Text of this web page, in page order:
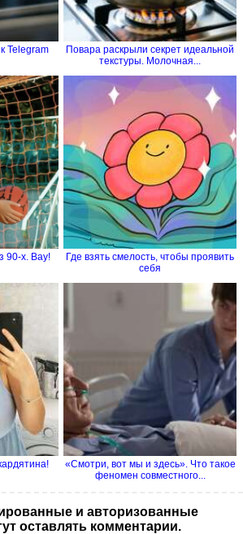
Telegram
Повара раскрыли секрет идеальной
текстуры. Молочная...
90-х. Вау!
Где взять смелость, чтобы проявить
себя
«Смотри, вот мы и здесь». Что такое
феномен совместного...
и авторизованные
оставлять комментарии.